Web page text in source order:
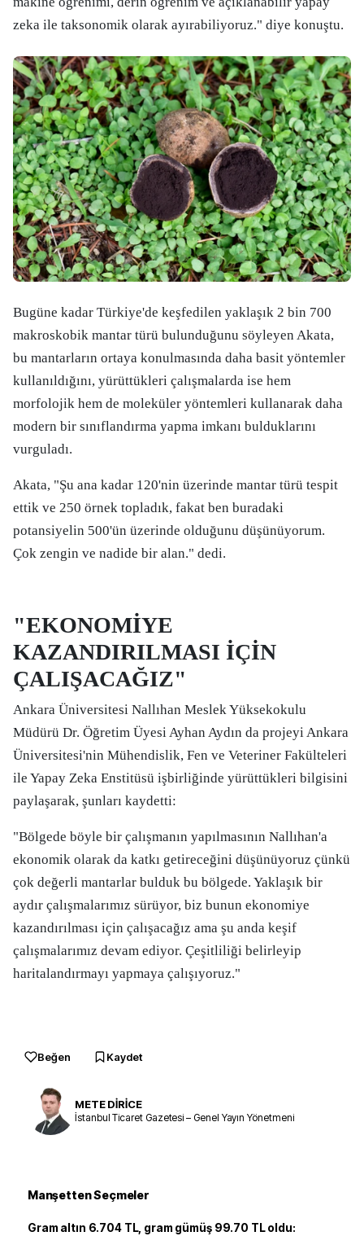
zeka ile taksonomik olarak ayırabiliyoruz." diye konuştu.
Bugüne kadar Türkiye'de keşfedilen yaklaşık 2 bin 700
makroskobik mantar türü bulunduğunu söyleyen Akata,
bu mantarların ortaya konulmasında daha basit yöntemler
kullanıldığını, yürüttükleri çalışmalarda ise hem
morfolojik hem de moleküler yöntemleri kullanarak daha
modern bir sınıflandırma yapma imkanı bulduklarını
vurguladı.
Akata, "Şu ana kadar 120'nin üzerinde mantar türü tespit
ettik ve 250 örnek topladık, fakat ben buradaki
potansiyelin 500'ün üzerinde olduğunu düşünüyorum.
Çok zengin ve nadide bir alan." dedi.
"EKONOMİYE
KAZANDIRILMASI İÇİN
ÇALIŞACAĞIZ"
Ankara Üniversitesi Nallıhan Meslek Yüksekokulu
Müdürü Dr. Öğretim Üyesi Ayhan Aydın da projeyi Ankara
Üniversitesi'nin Mühendislik, Fen ve Veteriner Fakülteleri
ile Yapay Zeka Enstitüsü işbirliğinde yürüttükleri bilgisini
paylaşarak, şunları kaydetti:
"Bölgede böyle bir çalışmanın yapılmasının Nallıhan'a
ekonomik olarak da katkı getireceğini düşünüyoruz çünkü
çok değerli mantarlar bulduk bu bölgede. Yaklaşık bir
aydır çalışmalarımız sürüyor, biz bunun ekonomiye
kazandırılması için çalışacağız ama şu anda keşif
çalışmalarımız devam ediyor. Çeşitliliği belirleyip
haritalandırmayı yapmaya çalışıyoruz."
Beğen Kaydet
METE DİRİCE
İstanbul Ticaret Gazetesi – Genel Yayın Yönetmeni
Manşetten Seçmeler
Gram altın 6.704 TL, gram gümüş 99.70 TL oldu: